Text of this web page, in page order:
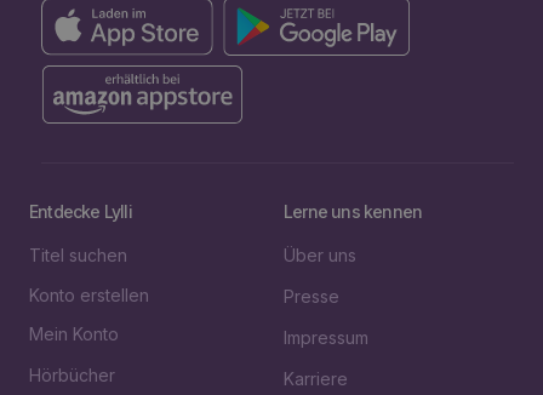
Entdecke Lylli
Titel suchen
Konto erstellen
Mein Konto
Hörbücher
Lerne uns kennen
Über uns
Presse
Impressum
Karriere